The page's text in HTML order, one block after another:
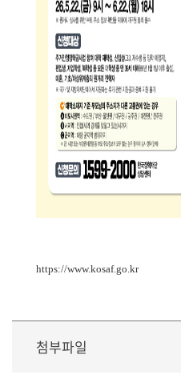
https://www.kosaf.go.kr
첨부파일